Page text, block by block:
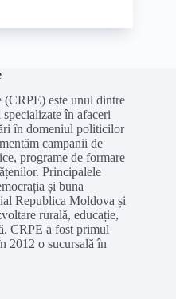
este unul dintre
în afaceri
în domeniul politicilor
campanii de
programe de formare
Principalele
și buna
Republica Moldova și
rurală, educație,
CRPE a fost primul
2012 o sucursală în